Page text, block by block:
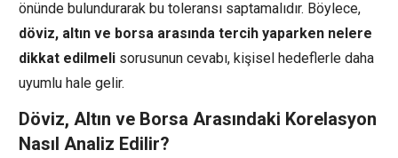
önünde bulundurarak bu toleransı saptamalıdır. Böylece,
döviz, altın ve borsa arasında tercih yaparken nelere
dikkat edilmeli sorusunun cevabı, kişisel hedeflerle daha
uyumlu hale gelir.
Döviz, Altın ve Borsa Arasındaki Korelasyon
Nasıl Analiz Edilir?